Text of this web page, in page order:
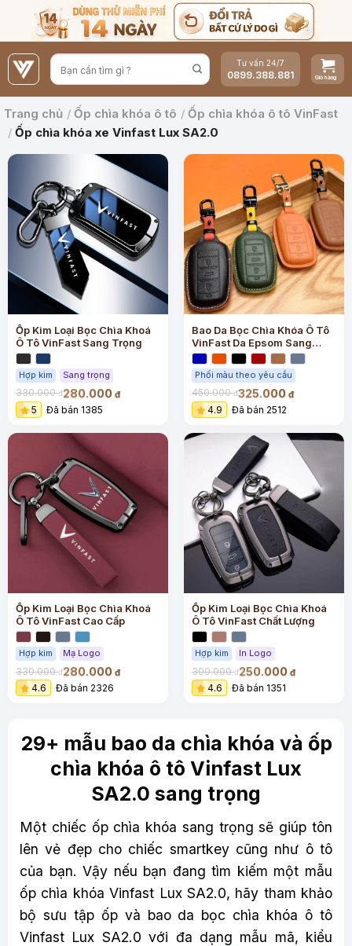
nội
dung
Tư vấn 24/7
0899.388.881
Trang chủ / Ốp chìa khóa ô tô / Ốp chìa khóa ô tô VinFast
/ Ốp chìa khóa xe Vinfast Lux SA2.0
Ốp Kim Loại Bọc Chìa Khoá
Ô Tô VinFast Sang Trọng
Hợp kim Sang trọng
330.000đ280.000 đ
5 Đã bán 1385
Bao Da Bọc Chìa Khóa Ô Tô
VinFast Da Epsom Sang
Trọng
Phối màu theo yêu cầu
450.000đ325.000 đ
4.9 Đã bán 2512
Ốp Kim Loại Bọc Chìa Khoá
Ô Tô VinFast Cao Cấp
Hợp kim Mạ Logo
330.000đ280.000 đ
4.6 Đã bán 2326
Ốp Kim Loại Bọc Chìa Khoá
Ô Tô VinFast Chất Lượng
Hợp kim In Logo
300.000đ250.000 đ
4.6 Đã bán 1351
29+ mẫu bao da chìa khóa và ốp
chìa khóa ô tô Vinfast Lux
SA2.0 sang trọng
Một chiếc ốp chìa khóa sang trọng sẽ giúp tôn
lên vẻ đẹp cho chiếc smartkey cũng như ô tô
của bạn. Vậy nếu bạn đang tìm kiếm một mẫu
ốp chìa khóa Vinfast Lux SA2.0, hãy tham khảo
bộ sưu tập ốp và bao da bọc chìa khóa ô tô
Vinfast Lux SA2.0 với đa dạng mẫu mã, kiểu